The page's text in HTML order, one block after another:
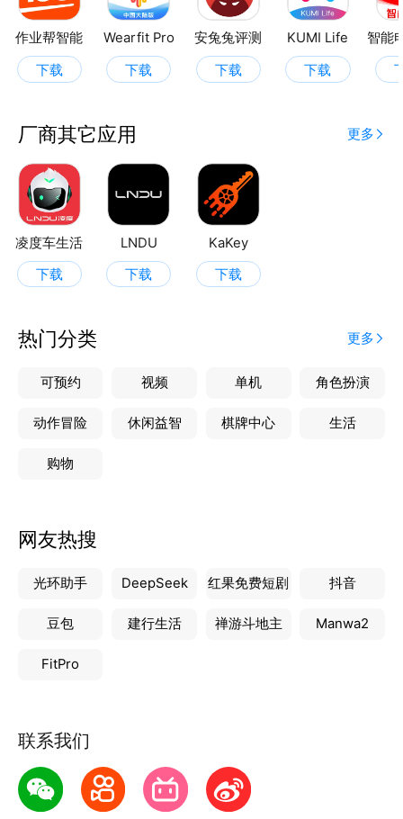
作业帮智能
下载
Wearfit Pro
下载
安兔兔评测
下载
KUMI Life
下载
厂商其它应用 更多
凌度车生活
下载
LNDU
下载
KaKey
下载
热门分类 更多
可预约 视频 单机 角色扮演
动作冒险 休闲益智 棋牌中心 生活
购物
网友热搜
光环助手 DeepSeek 红果免费短剧 抖音
豆包 建行生活 禅游斗地主 Manwa2
FitPro
联系我们